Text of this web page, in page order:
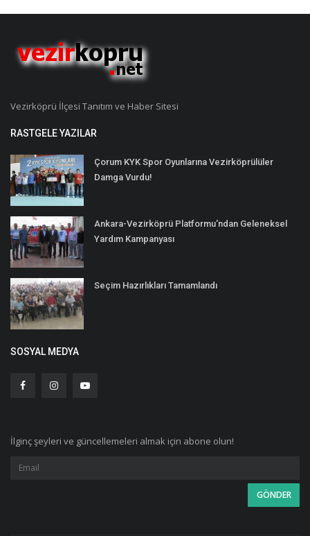
Vezirköprü İlçesi Tanıtım ve Haber Sitesi
RASTGELE YAZILAR
Çorum KYK Spor Oyunlarına Vezirköprülüler
Damga Vurdu!
Ankara-Vezirköprü Platformu'ndan Geleneksel
Yardım Kampanyası
Seçim Hazırlıkları Tamamlandı
SOSYAL MEDYA
İlginç şeyleri ve güncellemeleri almak için abone olun!